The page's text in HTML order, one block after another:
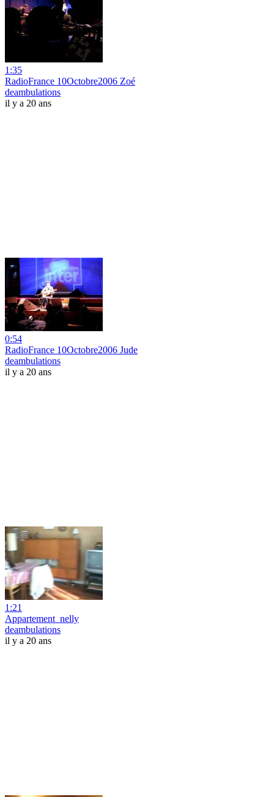
1:35
RadioFrance 10Octobre2006 Zoé
deambulations
il y a 20 ans
0:54
RadioFrance 10Octobre2006 Jude
deambulations
il y a 20 ans
1:21
Appartement_nelly
deambulations
il y a 20 ans